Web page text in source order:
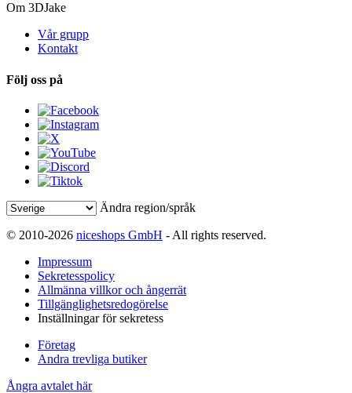
Om 3DJake
Vår grupp
Kontakt
Följ oss på
Ändra region/språk
© 2010-2026 niceshops GmbH - All rights reserved.
Impressum
Sekretesspolicy
Allmänna villkor och ångerrät
Tillgänglighetsredogörelse
Inställningar för sekretess
Företag
Andra trevliga butiker
Ångra avtalet här